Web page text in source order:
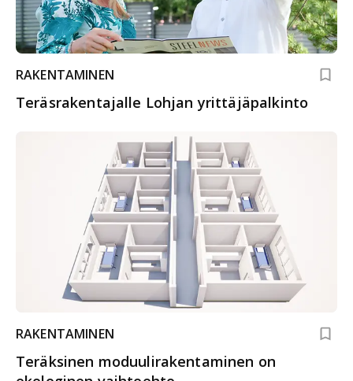
RAKENTAMINEN
Teräsrakentajalle Lohjan yrittäjäpalkinto
RAKENTAMINEN
Teräksinen moduulirakentaminen on